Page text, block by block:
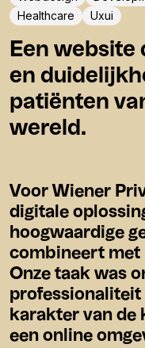
Healthcare
Uxui
Een
en
patiënten
wereld.
Voor Wiener
digitale
hoogwaardige
combineert met
Onze taak was
professionaliteit
karakter van de
een online